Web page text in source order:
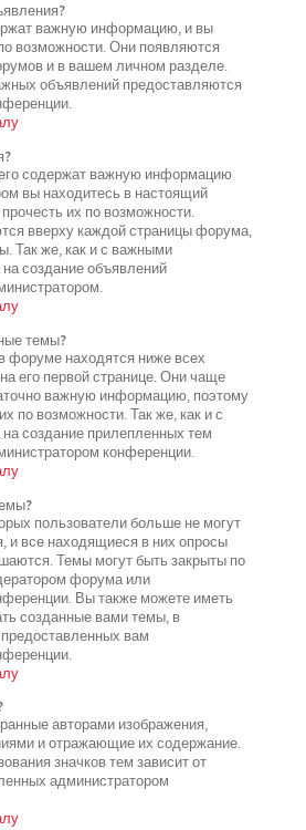
важную информацию, и вы
возможности. Они появляются
и в вашем личном разделе.
объявлений предоставляются
содержат важную информацию
вы находитесь в настоящий
их по возможности.
вверху каждой страницы форума,
Так же, как и с важными
создание объявлений
темы?
форуме находятся ниже всех
его первой странице. Они чаще
важную информацию, поэтому
по возможности. Так же, как и с
создание прилепленных тем
конференции.
пользователи больше не могут
и все находящиеся в них опросы
Темы могут быть закрыты по
форума или
Вы также можете иметь
созданные вами темы, в
вам
авторами изображения,
и отражающие их содержание.
значков тем зависит от
администратором